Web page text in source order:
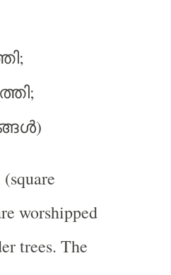
;
;
)
worshipped
trees. The